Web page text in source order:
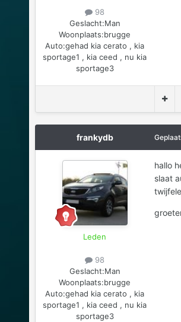
98
Geslacht:Man
Woonplaats:brugge
Auto:gehad kia cerato , kia
sportage1 , kia ceed , nu kia
sportage3
frankydb
Leden
98
Geslacht:Man
Woonplaats:brugge
Auto:gehad kia cerato , kia
sportage1 , kia ceed , nu kia
sportage3
hallo
slaat